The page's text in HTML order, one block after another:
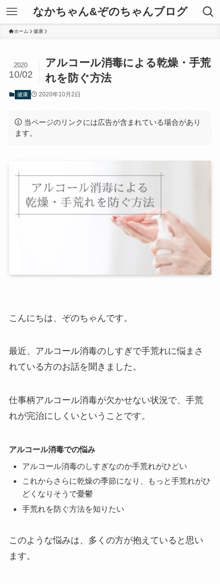
なかちゃん&ぞのちゃんブログ
ホーム 健康
アルコール消毒による乾燥・手荒
れを防ぐ方法
2020
10/02
健康 2020年10月2日
当ページのリンクには広告が含まれている場合があり
ます。
こんにちは、ぞのちゃんです。
最近、アルコール消毒のしすぎで手荒れに悩まさ
れている方のお話を聞きました。
仕事柄アルコール消毒が欠かせない状況で、手荒
れが完治にしくいということです。
アルコール消毒での悩み
アルコール消毒のしすぎなのか手荒れがひどい
これからさらに乾燥の季節になり、もっと手荒れがひ
どくなりそうで憂鬱
手荒れを防ぐ方法を知りたい
このような悩みは、多くの方が抱えていると思い
ます。